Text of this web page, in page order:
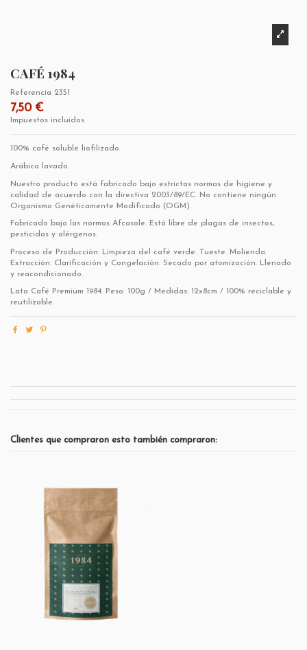
CAFÉ 1984
Referencia 2351
7,50 €
Impuestos incluidos
100% café soluble liofilizado.
Arábica lavado.
Nuestro producto está fabricado bajo estrictas normas de higiene y
calidad de acuerdo con la directiva 2003/89/EC. No contiene ningún
Organismo Genéticamente Modificado (OGM).
Fabricado bajo las normas Afcasole. Está libre de plagas de insectos,
pesticidas y alérgenos.
Proceso de Producción: Limpieza del café verde. Tueste. Molienda.
Extracción. Clarificación y Congelación. Secado por atomización. Llenado
y reacondicionado.
Lata Café Premium 1984. Peso: 100g / Medidas: 12x8cm / 100% reciclable y
reutilizable.
Clientes que compraron esto también compraron: